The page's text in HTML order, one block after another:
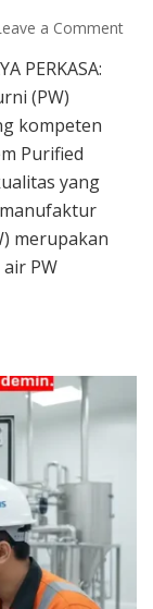
a Commenton
PERKASA:
(PW)
kompeten
Purified
yang
merupakan
PW